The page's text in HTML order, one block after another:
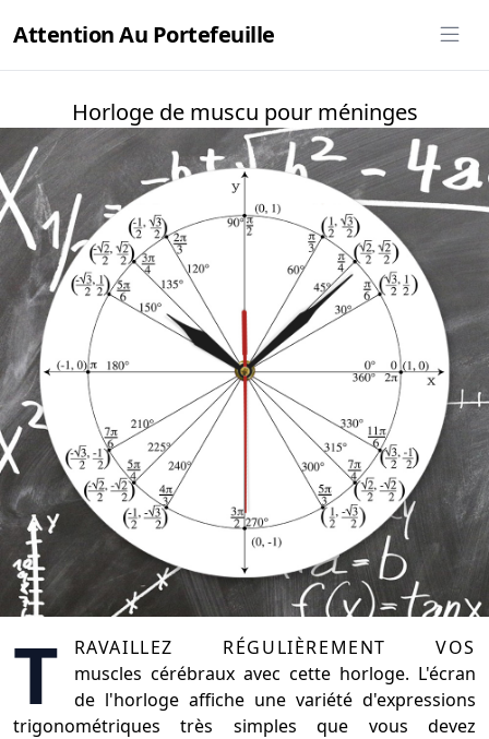
Attention Au Portefeuille
Horloge de muscu pour méninges
T
ravaillez régulièrement vos
muscles cérébraux avec cette horloge. L'écran
de l'horloge affiche une variété d'expressions
trigonométriques très simples que vous devez